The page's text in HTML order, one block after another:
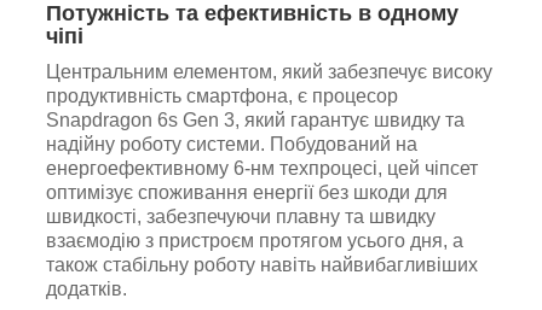
Потужність та ефективність в одному
чіпі
Центральним елементом, який забезпечує високу
продуктивність смартфона, є процесор
Snapdragon 6s Gen 3, який гарантує швидку та
надійну роботу системи. Побудований на
енергоефективному 6-нм техпроцесі, цей чіпсет
оптимізує споживання енергії без шкоди для
швидкості, забезпечуючи плавну та швидку
взаємодію з пристроєм протягом усього дня, а
також стабільну роботу навіть найвибагливіших
додатків.